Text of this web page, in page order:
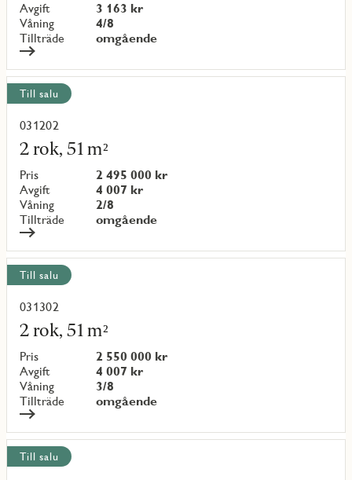
Avgift
3 163 kr
Våning
4/8
Tillträde
omgående
{objectNumber}
Till salu
031202
2 rok, 51 m²
Pris
2 495 000 kr
Avgift
4 007 kr
Våning
2/8
Tillträde
omgående
Läs
mer
om
objekt
{objectNumber}
Till salu
031302
2 rok, 51 m²
Pris
2 550 000 kr
Avgift
4 007 kr
Våning
3/8
Tillträde
omgående
Läs
mer
om
objekt
{objectNumber}
Till salu